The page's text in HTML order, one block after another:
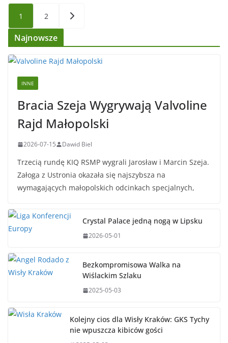
Stronicowanie
wpisów
1 2
Najnowsze
INNE
Bracia Szeja Wygrywają Valvoline
Rajd Małopolski
2026-07-15 Dawid Biel
Trzecią rundę KIQ RSMP wygrali Jarosław i Marcin Szeja.
Załoga z Ustronia okazała się najszybsza na
wymagających małopolskich odcinkach specjalnych,
Crystal Palace jedną nogą w Lipsku
2026-05-01
Bezkompromisowa Walka na
Wiślackim Szlaku
2025-05-03
Kolejny cios dla Wisły Kraków: GKS Tychy
nie wpuszcza kibiców gości